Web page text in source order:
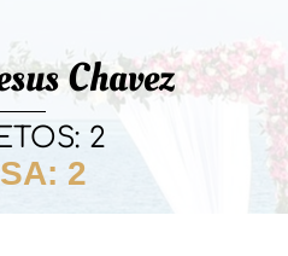
Chavez
2
2